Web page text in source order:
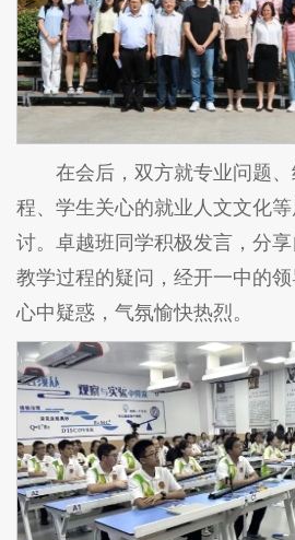
在会后，双方就专业问题
程、学生关心的就业人文文化
讨。卓越班同学积极发言，分
教学过程的疑问，经开一中的
心中疑惑，气氛愉快热烈。